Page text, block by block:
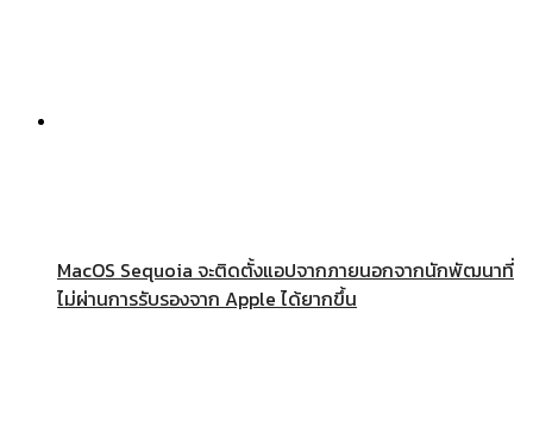
MacOS Sequoia จะติดตั้งแอปจากภายนอกจากนักพัฒนาที่
ไม่ผ่านการรับรองจาก Apple ได้ยากขึ้น